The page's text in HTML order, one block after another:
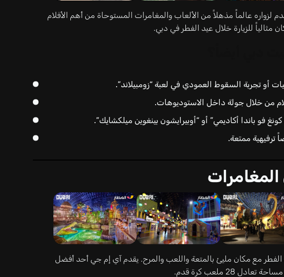
لزواره عالماً مذهلاً من الألعاب والمغامرات المستوحاة من أهم الأفلام
مثالياً للزيارة خلال عيد الفطر في دبي.
أو تجربة السقوط العمودي في لعبة “زومبيلاند”.
من خلال جولة داخل الاستوديوهات.
فو باندا أكاديمي” أو “أوبيرايشون بينغوين ميلكشايك”.
ترفيهية ممتعة.
مع مكان مليئ بالمتعة واللعب والمرح. يقدم آي إم جي أحد أفضل
28 ملعب كرة قدم.